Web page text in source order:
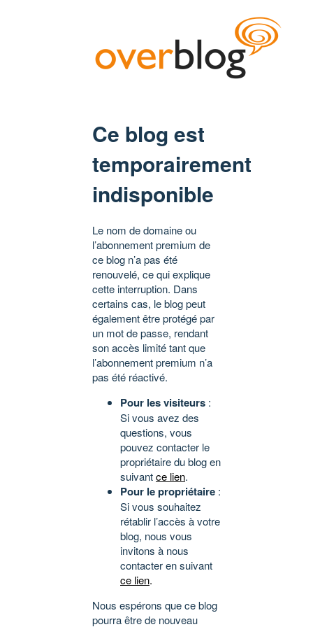
Ce blog est
temporairement
indisponible
Le nom de domaine ou
l’abonnement premium de
ce blog n’a pas été
renouvelé, ce qui explique
cette interruption. Dans
certains cas, le blog peut
également être protégé par
un mot de passe, rendant
son accès limité tant que
l’abonnement premium n’a
pas été réactivé.
Pour les visiteurs :
Si vous avez des
questions, vous
pouvez contacter le
propriétaire du blog en
suivantce lien.
Pour le propriétaire :
Si vous souhaitez
rétablir l’accès à votre
blog, nous vous
invitons à nous
contacter en suivant
ce lien.
Nous espérons que ce blog
pourra être de nouveau